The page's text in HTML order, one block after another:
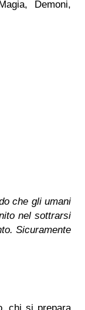
Demoni,
che gli umani
nel sottrarsi
Sicuramente